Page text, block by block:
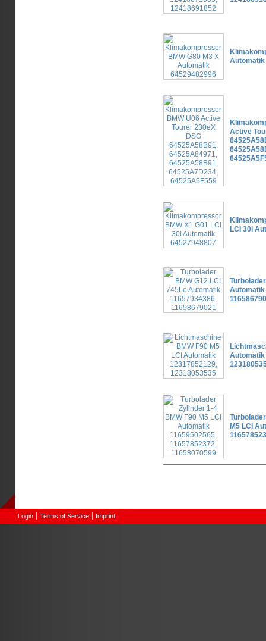
Automatik
Active
LCI 30i
Automatik
Automatik
M5 LCI
Login Terms of Service Imprint